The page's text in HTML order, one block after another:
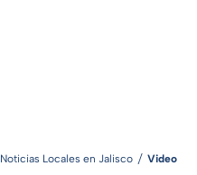
Noticias Locales en Jalisco Video